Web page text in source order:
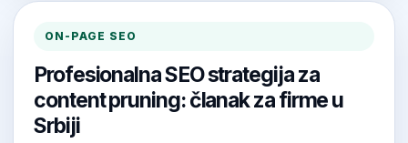
ON-PAGE SEO
Profesionalna SEO strategija za
content pruning: članak za firme u
Srbiji